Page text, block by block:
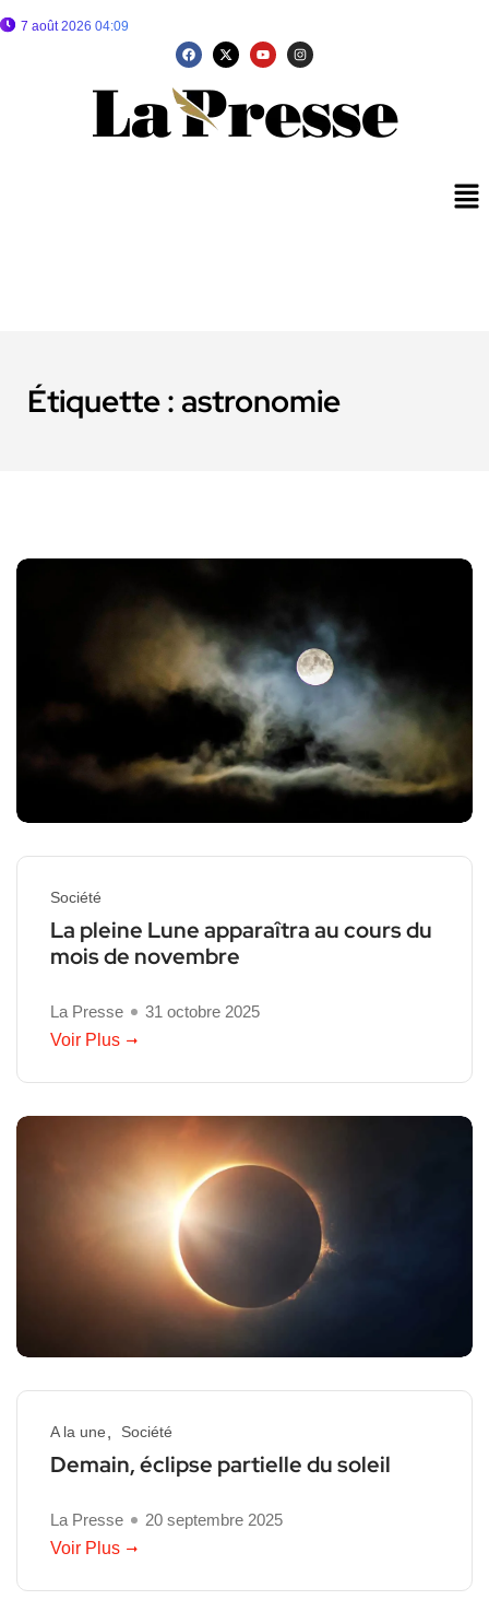
7 août 2026 04:09
Étiquette : astronomie
Société
La pleine Lune apparaîtra au cours du
mois de novembre
La Presse
31 octobre 2025
Voir Plus
A la une Société
Demain, éclipse partielle du soleil
La Presse
20 septembre 2025
Voir Plus